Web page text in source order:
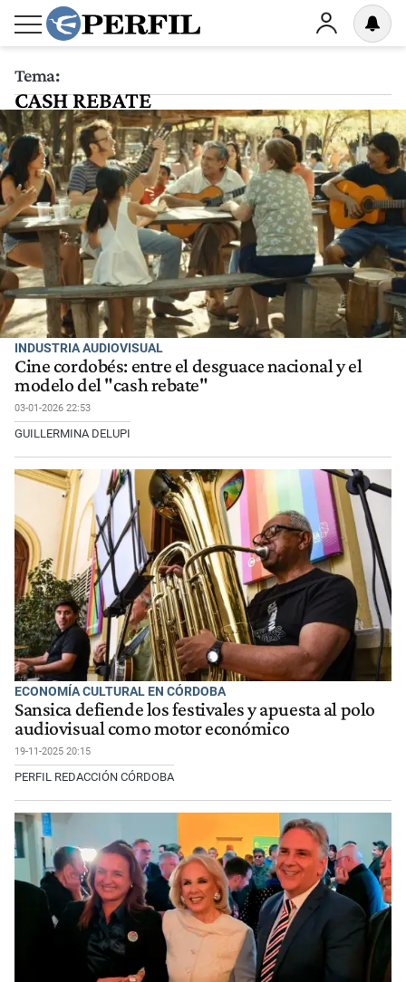
Tema:
CASH REBATE
INDUSTRIA AUDIOVISUAL
Cine cordobés: entre el desguace nacional y el
modelo del "cash rebate"
03-01-2026 22:53
GUILLERMINA DELUPI
ECONOMÍA CULTURAL EN CÓRDOBA
Sansica defiende los festivales y apuesta al polo
audiovisual como motor económico
19-11-2025 20:15
PERFIL REDACCIÓN CÓRDOBA